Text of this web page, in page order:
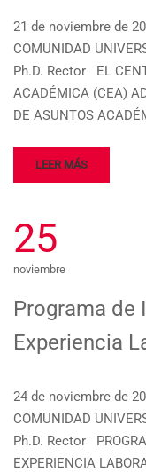
21 de noviembre de
COMUNIDAD
Ph.D. Rector EL
ACADÉMICA (CEA)
DE ASUNTOS
LEER MÁS
25
noviembre
Programa de
Experiencia
24 de noviembre de
COMUNIDAD
Ph.D. Rector
EXPERIENCIA